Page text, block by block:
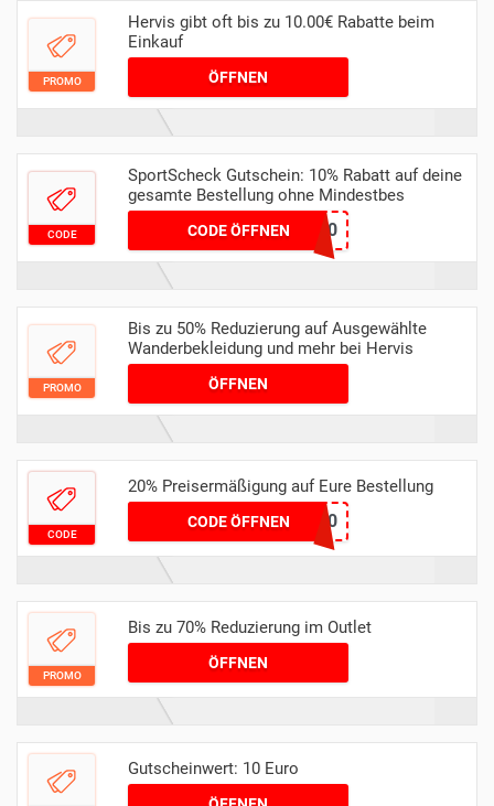
PROMO
Hervis gibt oft bis zu 10.00€ Rabatte beim
Einkauf
ÖFFNEN
CODE
SportScheck Gutschein: 10% Rabatt auf deine
gesamte Bestellung ohne Mindestbes
CODE ÖFFNEN
PAYDIREKT10
PROMO
Bis zu 50% Reduzierung auf Ausgewählte
Wanderbekleidung und mehr bei Hervis
ÖFFNEN
CODE
20% Preisermäßigung auf Eure Bestellung
CODE ÖFFNEN VIP20
PROMO
Bis zu 70% Reduzierung im Outlet
ÖFFNEN
Gutscheinwert: 10 Euro